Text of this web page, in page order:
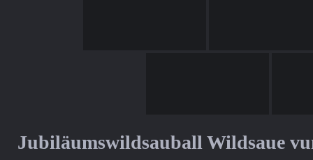
Jubiläumswildsauball Wildsaue